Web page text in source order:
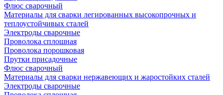
Флюс сварочный
Материалы для сварки легированных высокопрочных и
теплоустойчивых сталей
Электроды сварочные
Проволока сплошная
Проволока порошковая
Прутки присадочные
Флюс сварочный
Материалы для сварки нержавеющих и жаростойких сталей
Электроды сварочные